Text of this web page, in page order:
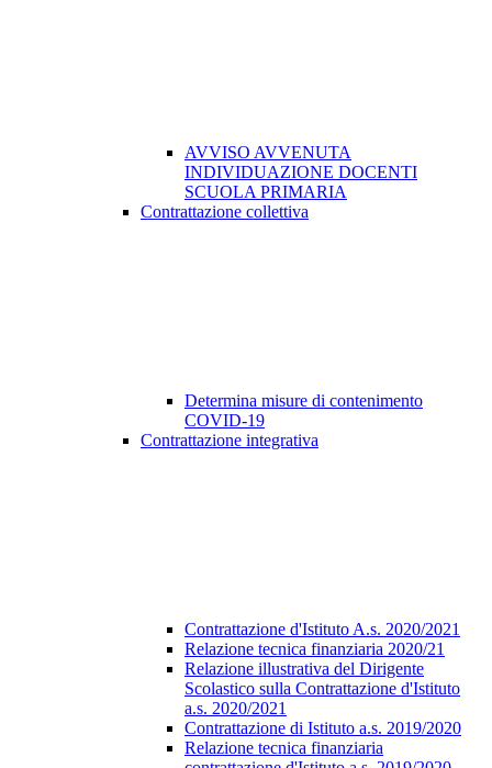
AVVISO AVVENUTA
INDIVIDUAZIONE DOCENTI
SCUOLA PRIMARIA
Contrattazione collettiva
Determina misure di contenimento
COVID-19
Contrattazione integrativa
Contrattazione d'Istituto A.s. 2020/2021
Relazione tecnica finanziaria 2020/21
Relazione illustrativa del Dirigente
Scolastico sulla Contrattazione d'Istituto
a.s. 2020/2021
Contrattazione di Istituto a.s. 2019/2020
Relazione tecnica finanziaria